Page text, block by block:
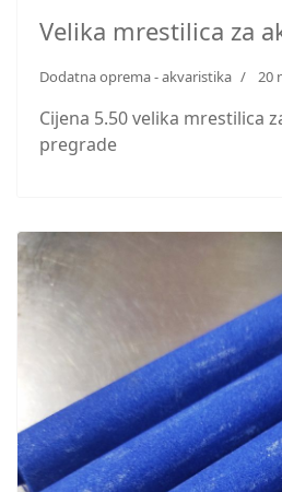
Velika mrestilica za
Dodatna oprema - akvaristika 20
Cijena 5.50 velika mrestilica
pregrade